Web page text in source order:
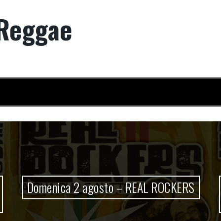
– REAL ROCKERS Sabato 1